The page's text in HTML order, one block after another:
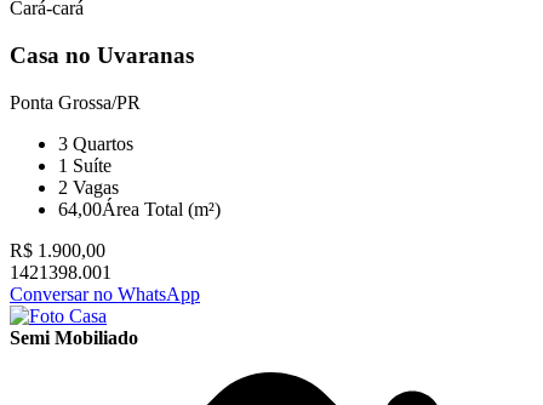
Cará-cará
Casa no Uvaranas
Ponta Grossa/PR
3 Quartos
1 Suíte
2 Vagas
64,00Área Total (m²)
R$ 1.900,00
1421398.001
Conversar no WhatsApp
Semi Mobiliado